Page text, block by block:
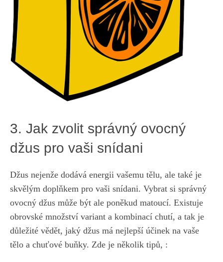
3. Jak zvolit⁤ správný ovocný
džus ‌pro‍ vaši snídani
Džus nejenže dodává ‍energii vašemu tělu, ale také je
skvělým doplňkem pro vaši snídani. Vybrat ⁤si‍ správný
ovocný džus⁢ může být ale ​poněkud matoucí. Existuje
obrovské​ množství variant a kombinací chutí, a tak ⁢je
důležité vědět, jaký ⁣džus ⁤má nejlepší účinek na vaše
tělo a chuťové buňky. Zde je několik tipů, :